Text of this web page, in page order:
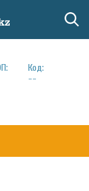
Код:
--